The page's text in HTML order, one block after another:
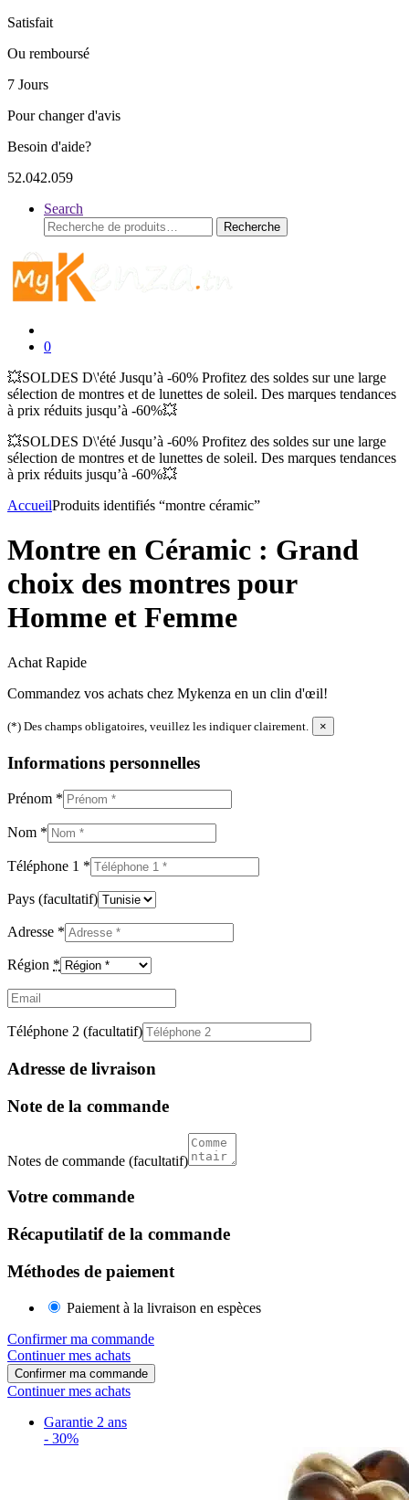
Satisfait
Ou remboursé
7 Jours
Pour changer d'avis
Besoin d'aide?
52.042.059
Search
Recherche
pour :
Recherche
0
💥SOLDES D\'été Jusqu’à -60% Profitez des soldes sur une large
sélection de montres et de lunettes de soleil. Des marques tendances
à prix réduits jusqu’à -60%💥
💥SOLDES D\'été Jusqu’à -60% Profitez des soldes sur une large
sélection de montres et de lunettes de soleil. Des marques tendances
à prix réduits jusqu’à -60%💥
AccueilProduits identifiés “montre céramic”
Montre en Céramic : Grand
choix des montres pour
Homme et Femme
Achat Rapide
Commandez vos achats chez Mykenza en un clin d'œil!
(*) Des champs obligatoires, veuillez les indiquer clairement. ×
Informations personnelles
Prénom *
Nom *
Téléphone 1 *
Pays (facultatif)
Adresse *
Région *
Email
Téléphone 2 (facultatif)
Adresse de livraison
Note de la commande
Notes de commande (facultatif)
Votre commande
Récaputilatif de la commande
Méthodes de paiement
Paiement à la livraison en espèces
Confirmer ma commande
Continuer mes achats
Confirmer ma commande
Continuer mes achats
Garantie 2 ans
- 30%